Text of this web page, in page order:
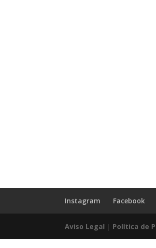
Instagram Facebook
Aviso Legal | Política de